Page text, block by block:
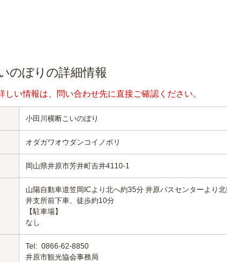
のぼりの詳細情報
い情報は、問い合わせ先に直接ご確認ください。
小田川横断こいのぼり
オダガワオウダンコイノボリ
岡山県井原市芳井町吉井4110-1
山陽自動車道笠岡ICより北へ約35分 井原バスセンターより
井支所前下車、徒歩約10分
【駐車場】
なし
Tel: 0866-62-8850
井原市観光協会事務局